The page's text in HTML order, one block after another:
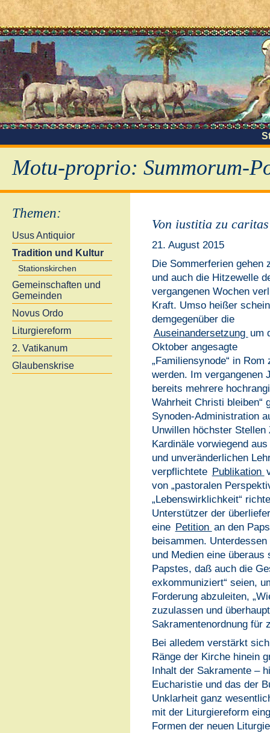
Motu-proprio: Summorum-
Themen:
Usus Antiquior
Tradition und Kultur
Stationskirchen
Gemeinschaften und
Gemeinden
Novus Ordo
Liturgiereform
2. Vatikanum
Glaubenskrise
Von iustitia zu
21. August 2015
Die Sommerferien gehen
und auch die Hitzewelle
vergangenen Wochen
Kraft. Umso heißer
demgegenüber die
Auseinandersetzung um
Oktober angesagte
„Familiensynode“ in Rom
werden. Im vergangenen
bereits mehrere
Wahrheit Christi bleiben“
Synoden-Administration
Unwillen höchster
Kardinäle vorwiegend
und unveränderlichen
verpflichtete Publikation
von „pastoralen
„Lebenswirklichkeit“
Unterstützer der
eine Petition an den
beisammen.
und Medien eine
Papstes, daß auch die
exkommuniziert“ seien,
Forderung abzuleiten,
zuzulassen und
Sakramentenordnung für
Bei alledem verstärkt
Ränge der Kirche hinein
Inhalt der Sakramente –
Eucharistie und das der
Unklarheit ganz
mit der Liturgiereform
Formen der neuen